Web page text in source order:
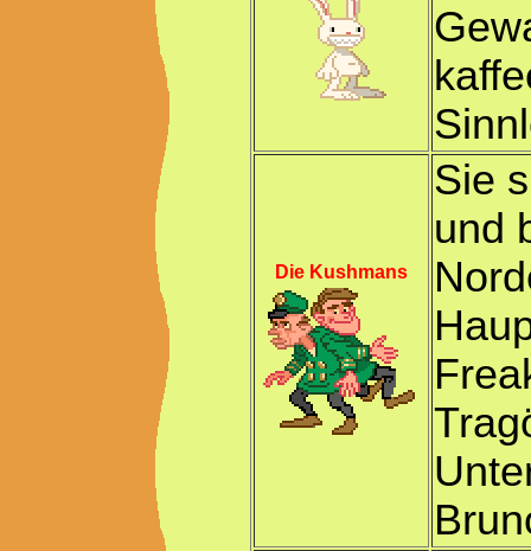
Die Kushmans
Sie
und